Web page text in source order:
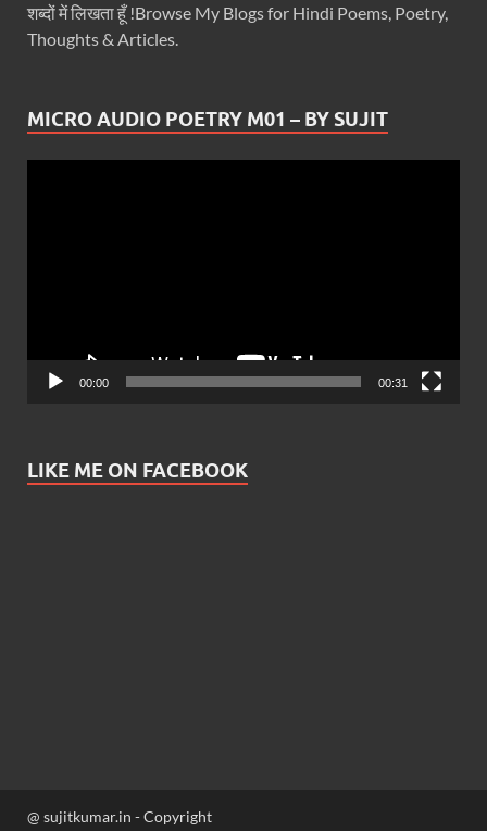
शब्दों में लिखता हूँ !Browse My Blogs for Hindi Poems, Poetry,
Thoughts & Articles.
MICRO AUDIO POETRY M01 – BY SUJIT
00:00 00:31
LIKE ME ON FACEBOOK
@ sujitkumar.in - Copyright